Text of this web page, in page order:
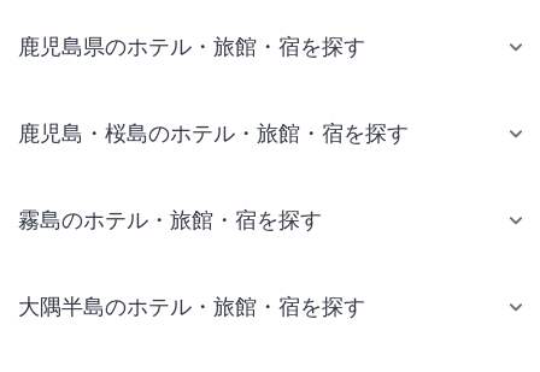
鹿児島県のホテル・旅館・宿を探す
鹿児島・桜島のホテル・旅館・宿を探す
霧島のホテル・旅館・宿を探す
大隅半島のホテル・旅館・宿を探す